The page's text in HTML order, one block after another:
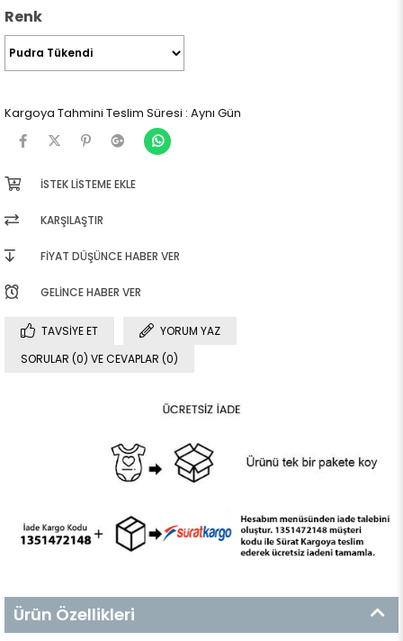
Renk
Kargoya Tahmini Teslim Süresi : Aynı Gün
İSTEK LISTEME EKLE
KARŞILAŞTIR
FIYAT DÜŞÜNCE HABER VER
GELINCE HABER VER
TAVSIYE ET
YORUM YAZ
SORULAR (0) VE CEVAPLAR (0)
Ürün Özellikleri